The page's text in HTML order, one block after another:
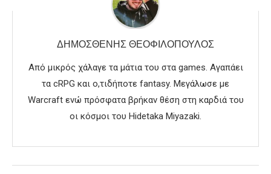
ΔΗΜΟΣΘΈΝΗΣ ΘΕΟΦΙΛΌΠΟΥΛΟΣ
Από μικρός χάλαγε τα μάτια του στα games. Αγαπάει
τα cRPG και ο,τιδήποτε fantasy. Μεγάλωσε με
Warcraft ενώ πρόσφατα βρήκαν θέση στη καρδιά του
οι κόσμοι του Hidetaka Miyazaki.